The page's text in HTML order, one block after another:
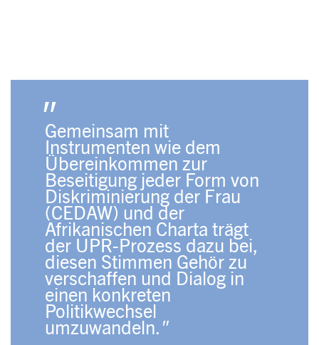
Gemeinsam mit
Instrumenten wie dem
Übereinkommen zur
Beseitigung jeder Form von
Diskriminierung der Frau
(CEDAW) und der
Afrikanischen Charta trägt
der UPR-Prozess dazu bei,
diesen Stimmen Gehör zu
verschaffen und Dialog in
einen konkreten
Politikwechsel
umzuwandeln.